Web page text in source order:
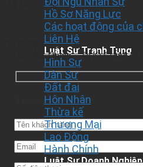
Hồ Sơ Năng Lực
Các hoạt động của
Liên Hệ
Luật Sư Tranh Tụng
Hình Sự
Dân Sự
Đất đai
Hôn Nhân
Thừa kế
Thương Mại
Lao Động
Hành Chính
Luật Sư Doanh Nghiệp
(Lý Ngọc Sơn – GIÁM ĐỐC)
0972.290.595
(Trần Văn Thuận – PHÓ GIÁM
Yêu cầu dịch vụ